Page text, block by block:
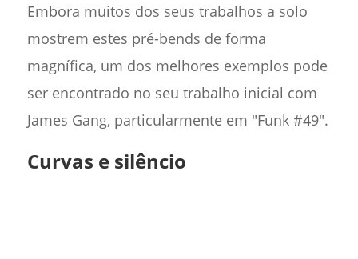
Embora muitos dos seus trabalhos a solo
mostrem estes pré-bends de forma
magnífica, um dos melhores exemplos pode
ser encontrado no seu trabalho inicial com
James Gang, particularmente em "Funk #49".
Curvas e silêncio